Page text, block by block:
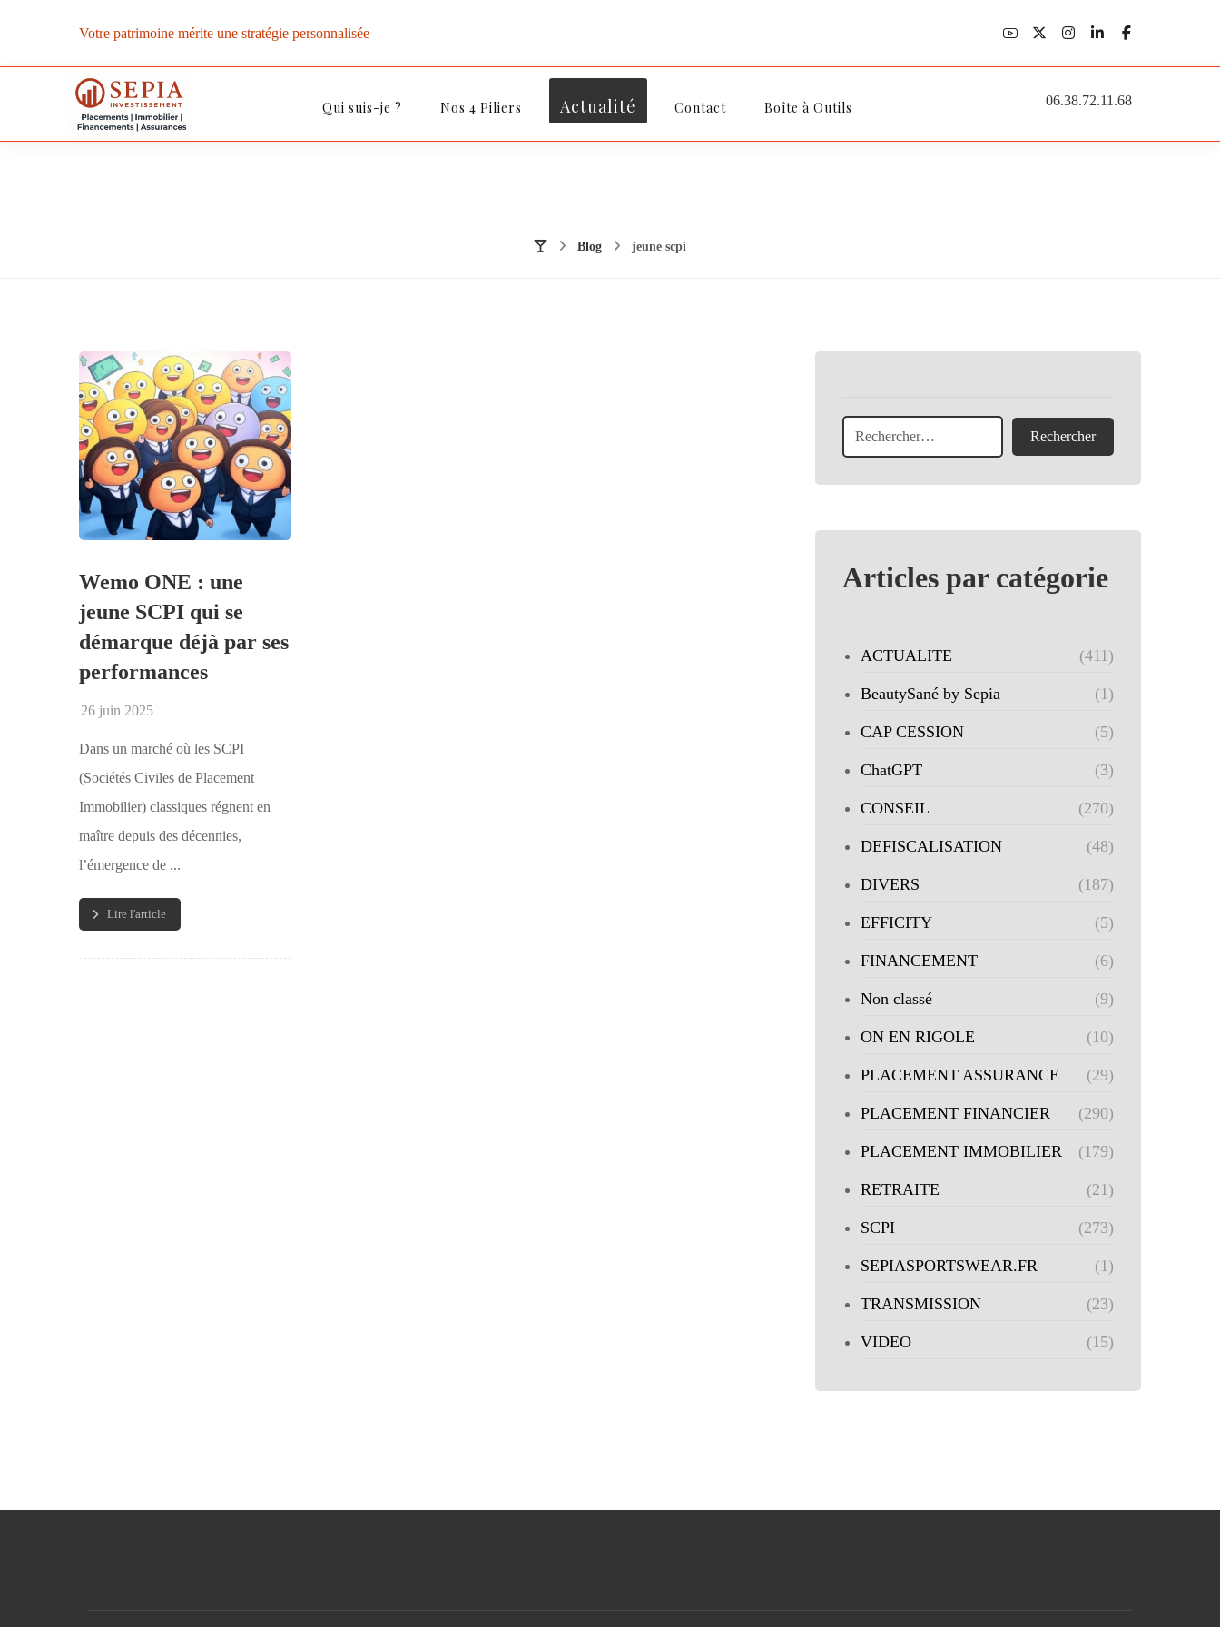
Votre patrimoine mérite une stratégie personnalisée
Qui suis-je ? Nos 4 Piliers Actualité Contact Boîte à Outils 06.38.72.11.68
Blog jeune scpi
Wemo ONE : une
jeune SCPI qui se
démarque déjà par ses
performances
26 juin 2025
Dans un marché où les SCPI
(Sociétés Civiles de Placement
Immobilier) classiques régnent en
maître depuis des décennies,
l’émergence de ...
Lire l'article
Articles par catégorie
ACTUALITE (411)
BeautySané by Sepia (1)
CAP CESSION (5)
ChatGPT (3)
CONSEIL (270)
DEFISCALISATION (48)
DIVERS (187)
EFFICITY (5)
FINANCEMENT (6)
Non classé (9)
ON EN RIGOLE (10)
PLACEMENT ASSURANCE (29)
PLACEMENT FINANCIER (290)
PLACEMENT IMMOBILIER (179)
RETRAITE (21)
SCPI (273)
SEPIASPORTSWEAR.FR (1)
TRANSMISSION (23)
VIDEO (15)